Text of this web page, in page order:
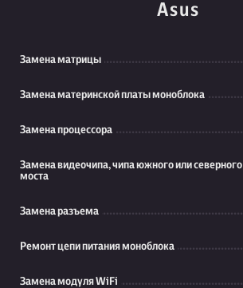
Asus
Замена матрицы
Замена материнской платы моноблока
Замена процессора
Замена видеочипа, чипа южного или северного
моста
Замена разъема
Ремонт цепи питания моноблока
Замена модуля WiFi